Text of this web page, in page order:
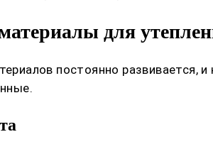
для
постоянно развивается,